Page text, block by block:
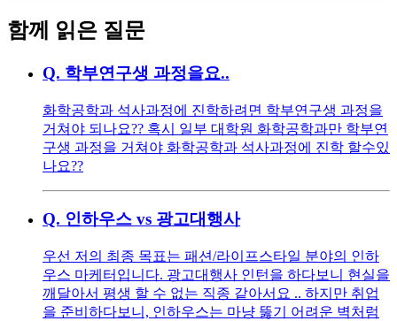
함께 읽은 질문
Q. 학부연구생 과정을요..
화학공학과 석사과정에 진학하려면 학부연구생 과정을
거쳐야 되나요?? 혹시 일부 대학원 화학공학과만 학부연
구생 과정을 거쳐야 화학공학과 석사과정에 진학 할수있
나요??
Q. 인하우스 vs 광고대행사
우선 저의 최종 목표는 패션/라이프스타일 분야의 인하
우스 마케터입니다. 광고대행사 인턴을 하다보니 현실을
깨달아서 평생 할 수 없는 직종 같아서요 .. 하지만 취업
을 준비하다보니, 인하우스는 마냥 뚫기 어려운 벽처럼